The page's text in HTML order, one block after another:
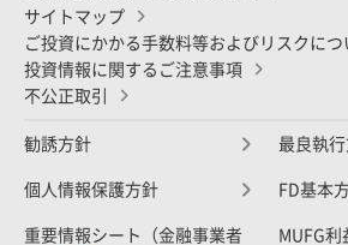
サイトマップ
ご投資にかかる手数料等およびリスクにつ
投資情報に関するご注意事項
不公正取引
勧誘方針 最良執
個人情報保護方針 FD基本
重要情報シート（金融事業者
MUFG